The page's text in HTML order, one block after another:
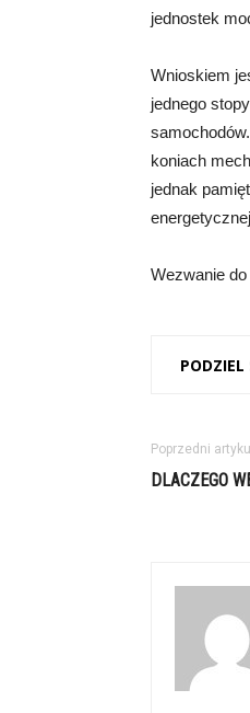
jednostek
Wnioskiem
jednego
koniach
jednak
Wezwanie
PODZIEL
Poprzedni
DLACZEGO